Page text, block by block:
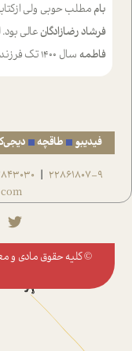
باممطلب حوبی ولی ازکتابهای اقای حلت درکافه بازاریا مایکت میزاشتن رایگان
فرشاد رضازادگان عالی بود.
فاطمه سال ۱۴۰۰ تک فرزندم رو از دست دادم و هر چی میگذره حالم بدتر میشه و دلتنگتر تنایی رو ترجیح دادم و معاشرت برام سخت شده
فیدیبو طاقچه
22861807-9
|
© کلیه حقوق مادی و